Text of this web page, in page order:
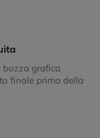
grafica
finale prima della